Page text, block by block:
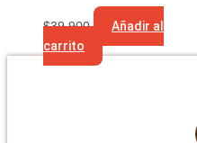
$39.900
Añadir al
carrito